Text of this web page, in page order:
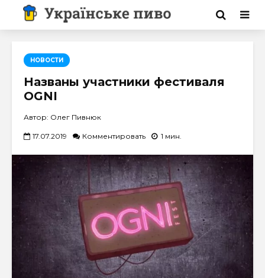
НОВОСТИ
Названы участники фестиваля
OGNI
Автор: Олег Пивнюк
17.07.2019 Комментировать 1 мин.